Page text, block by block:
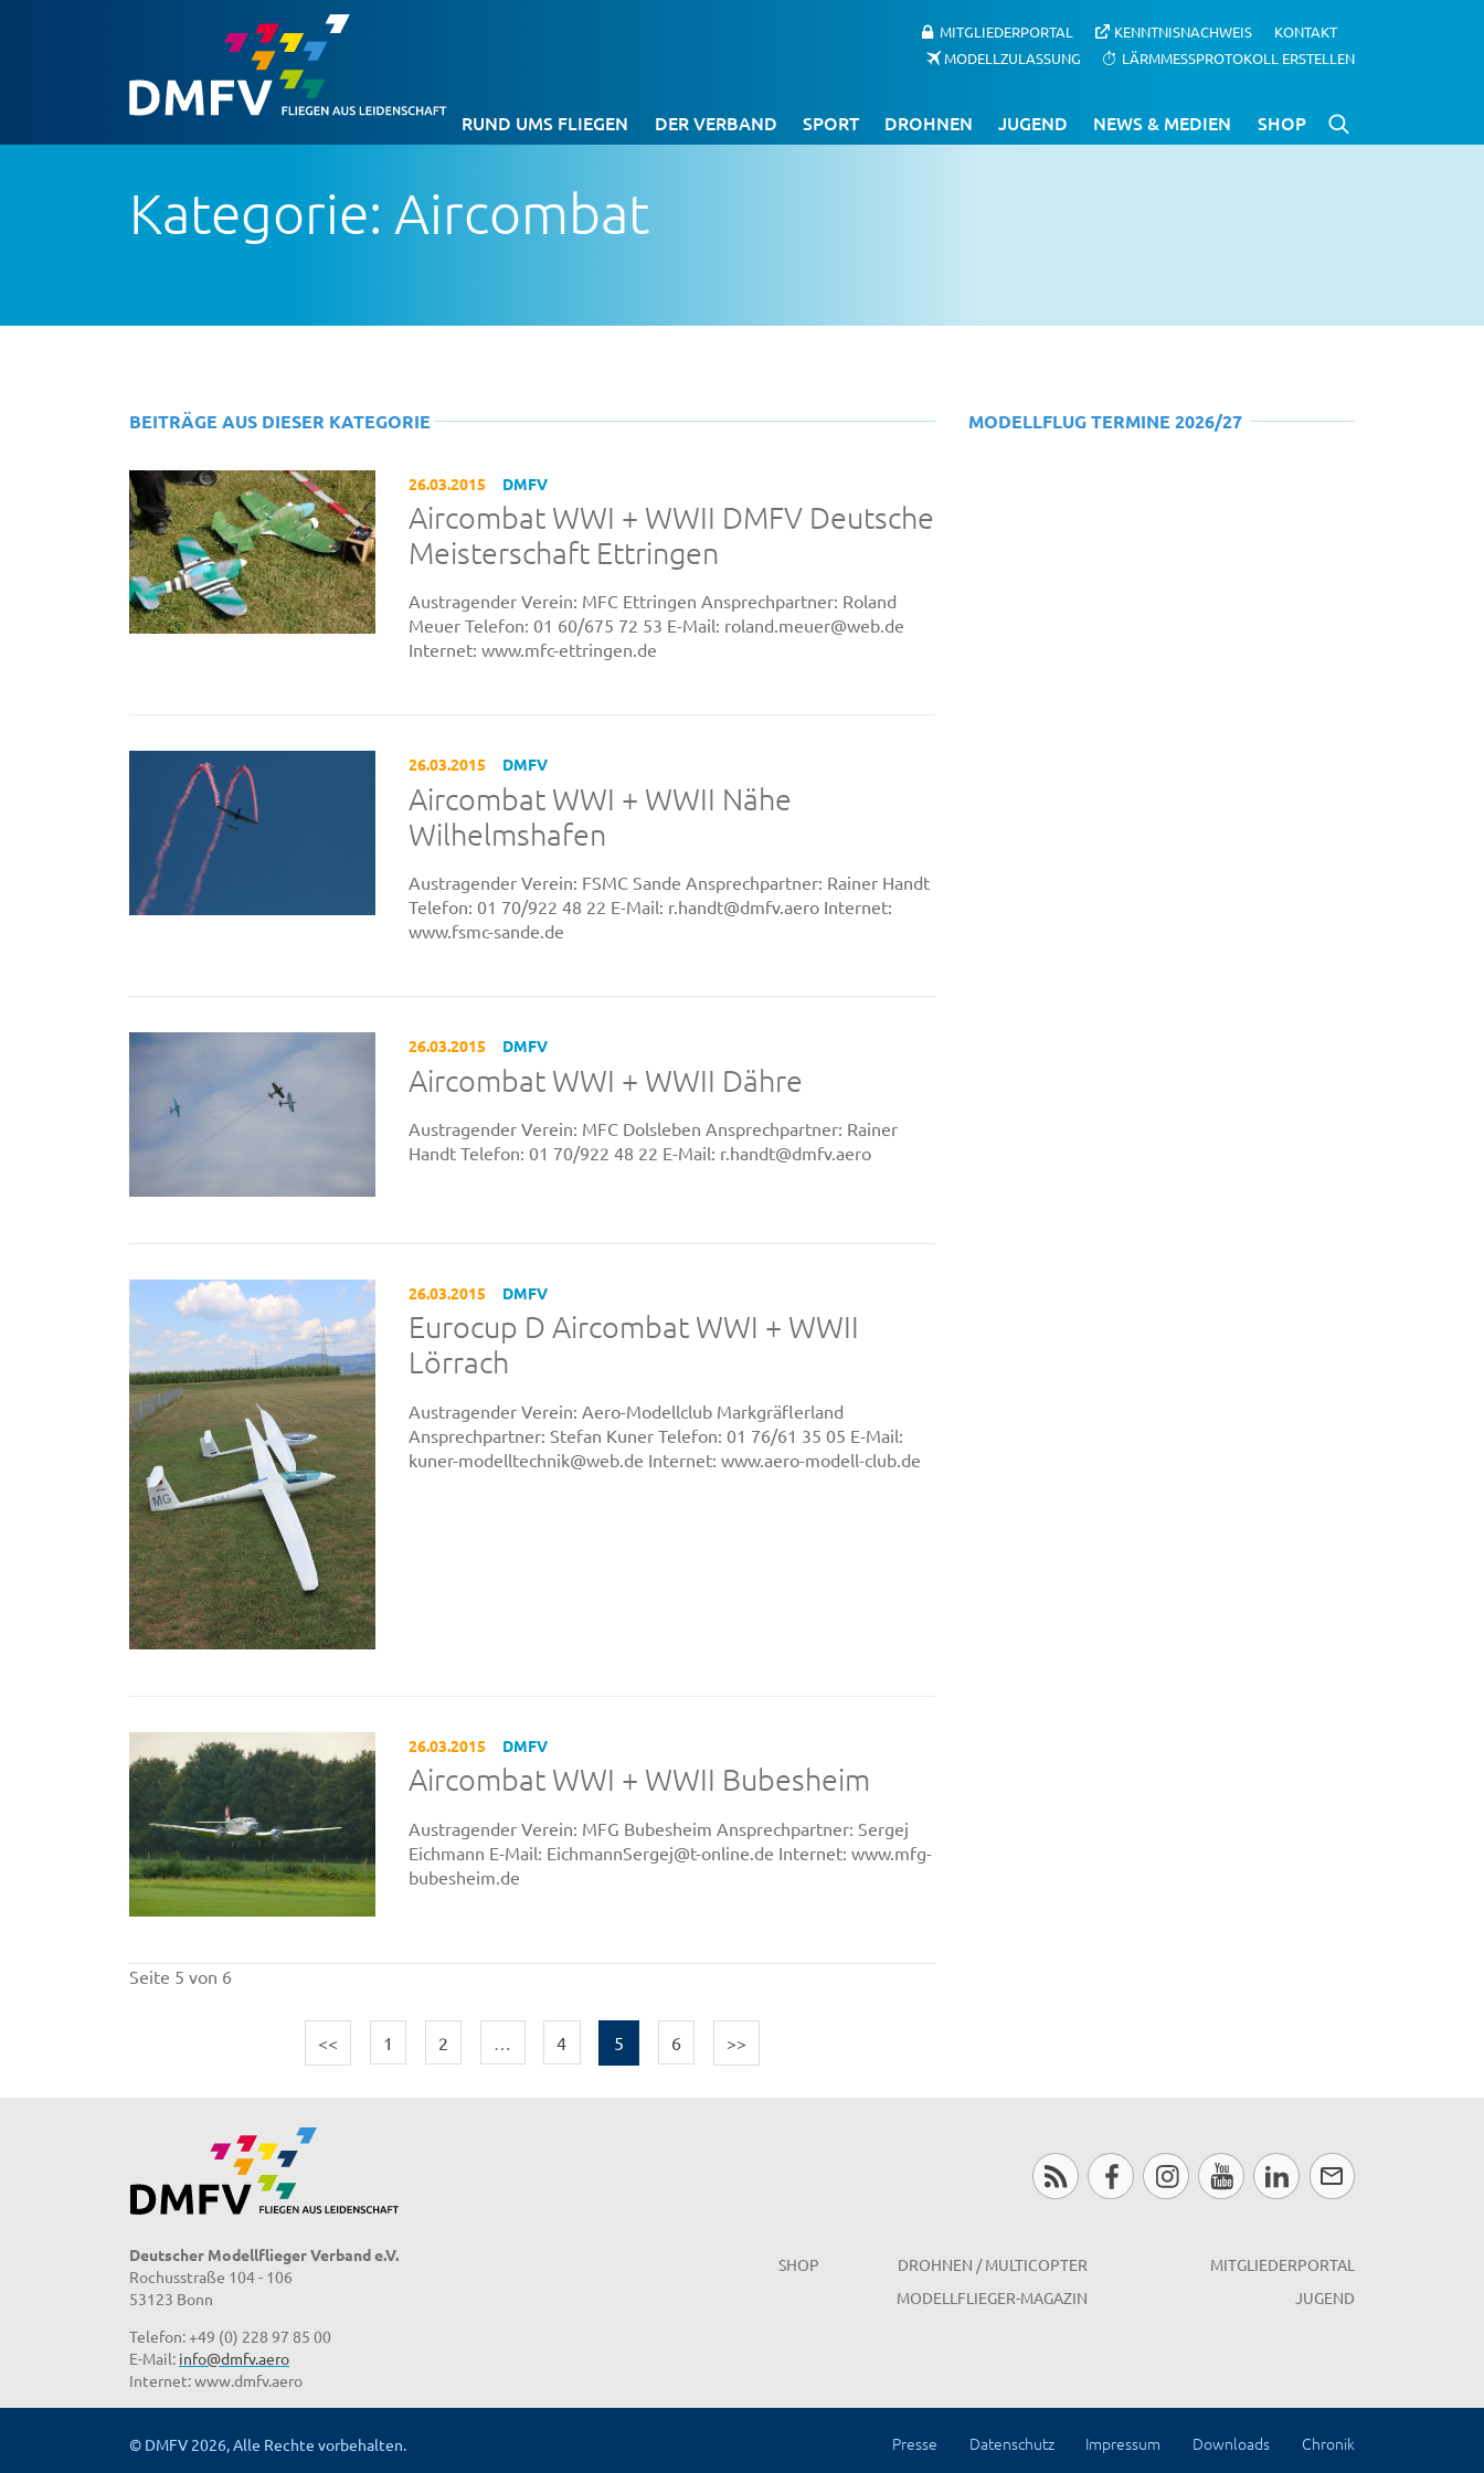
MITGLIEDERPORTAL KENNTNISNACHWEIS
KONTAKT
MODELLZULASSUNG
LÄRMMESSPROTOKOLL ERSTELLEN
RUND UMS FLIEGEN DER VERBAND SPORT DROHNEN JUGEND NEWS & MEDIEN SHOP
Kategorie: Aircombat
BEITRÄGE AUS DIESER KATEGORIE
26.03.2015 DMFV
Aircombat WWI + WWII DMFV Deutsche
Meisterschaft Ettringen
Austragender Verein: MFC Ettringen Ansprechpartner: Roland
Meuer Telefon: 01 60/675 72 53 E-Mail: roland.meuer@web.de
Internet: www.mfc-ettringen.de
26.03.2015 DMFV
Aircombat WWI + WWII Nähe
Wilhelmshafen
Austragender Verein: FSMC Sande Ansprechpartner: Rainer Handt
Telefon: 01 70/922 48 22 E-Mail: r.handt@dmfv.aero Internet:
www.fsmc-sande.de
26.03.2015 DMFV
Aircombat WWI + WWII Dähre
Austragender Verein: MFC Dolsleben Ansprechpartner: Rainer
Handt Telefon: 01 70/922 48 22 E-Mail: r.handt@dmfv.aero
26.03.2015 DMFV
Eurocup D Aircombat WWI + WWII
Lörrach
Austragender Verein: Aero-Modellclub Markgräflerland
Ansprechpartner: Stefan Kuner Telefon: 01 76/61 35 05 E-Mail:
kuner-modelltechnik@web.de Internet: www.aero-modell-club.de
26.03.2015 DMFV
Aircombat WWI + WWII Bubesheim
Austragender Verein: MFG Bubesheim Ansprechpartner: Sergej
Eichmann E-Mail: EichmannSergej@t-online.de Internet: www.mfg-
bubesheim.de
Seite 5 von 6
<< 1 2 … 4 5 6 >>
MODELLFLUG TERMINE 2026/27
Deutscher Modellflieger Verband e.V.
Rochusstraße 104 - 106
53123 Bonn
Telefon: +49 (0) 228 97 85 00
E-Mail: info@dmfv.aero
Internet: www.dmfv.aero
SHOP
DROHNEN / MULTICOPTER
MODELLFLIEGER-MAGAZIN
MITGLIEDERPORTAL
JUGEND
© DMFV 2026, Alle Rechte vorbehalten. Presse Datenschutz Impressum Downloads Chronik